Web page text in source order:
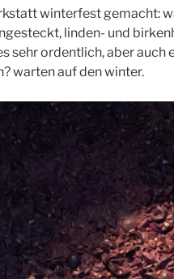
winterfest gemacht:
linden- und
sehr ordentlich, aber auch
warten auf den winter.